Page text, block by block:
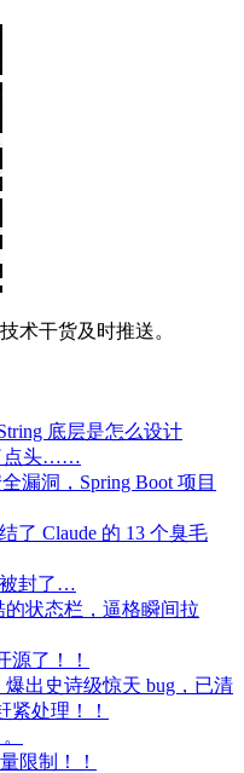
术干货及时推送。
底层是怎么设计
点头……
漏洞，Spring Boot 项目
了 Claude 的 13 个臭毛
被封了…
的状态栏，逼格瞬间拉
源了！！
出史诗级惊天 bug，已清
紧处理！！
限制！！